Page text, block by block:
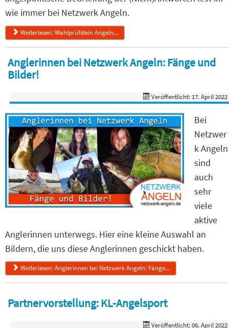
wie immer bei Netzwerk Angeln.
Weiterlesen: Wahlprüfstein Angeln...
Anglerinnen bei Netzwerk Angeln: Fänge und
Bilder!
Veröffentlicht: 17. April 2022
Bei
Netzwer
k Angeln
sind
auch
sehr
viele
aktive
Anglerinnen unterwegs. Hier eine kleine Auswahl an
Bildern, die uns diese Anglerinnen geschickt haben.
Weiterlesen: Anglerinnen bei Netzwerk Angeln: Fänge...
Partnervorstellung: KL-Angelsport
Veröffentlicht: 06. April 2022